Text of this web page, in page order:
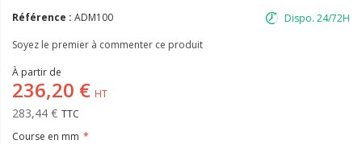
Dispo. 24/72H
Référence : ADM100
Soyez le premier à commenter ce produit
À partir de
283,44 €
236,20 €
Course en mm